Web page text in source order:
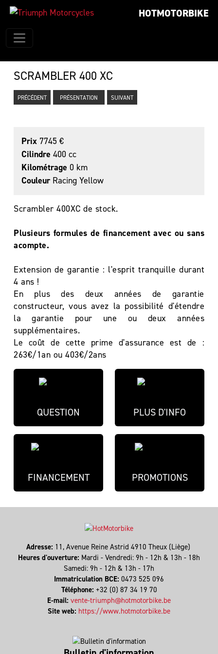
HOTMOTORBIKE
SCRAMBLER 400 XC
PRÉCÉDENT PRÉSENTATION SUIVANT
Prix 7745 €
Cilindre 400 cc
Kilométrage 0 km
CouleurRacing Yellow
Scrambler 400XC de stock.
Plusieurs formules de financement avec ou sans
acompte.
Extension de garantie : l'esprit tranquille durant
4 ans !
En plus des deux années de garantie
constructeur, vous avez la possibilité d'étendre
la garantie pour une ou deux années
supplémentaires.
Le coût de cette prime d'assurance est de :
263€/1an ou 403€/2ans
QUESTION PLUS D'INFO
FINANCEMENT PROMOTIONS
Adresse: 11, Avenue Reine Astrid 4910 Theux (Liège)
Heures d'ouverture: Mardi - Vendredi: 9h - 12h & 13h - 18h
Samedi: 9h - 12h & 13h - 17h
Immatriculation BCE: 0473 525 096
Téléphone: +32 (0) 87 34 19 70
E-mail: vente-triumph@hotmotorbike.be
Site web: https://www.hotmotorbike.be